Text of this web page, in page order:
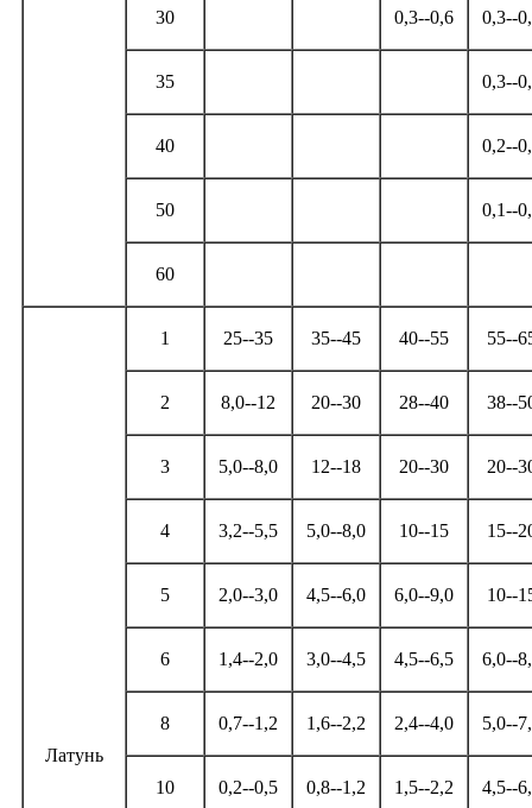
30 0,3--0,6 0,3--
35 0,3--
40 0,2--
50 0,1--
60
Латунь
1 25--35 35--45 40--55 55--
2 8,0--12 20--30 28--40 38--
3 5,0--8,0 12--18 20--30 20--
4 3,2--5,5 5,0--8,0 10--15 15--
5 2,0--3,0 4,5--6,0 6,0--9,0 10--
6 1,4--2,0 3,0--4,5 4,5--6,5 6,0--
8 0,7--1,2 1,6--2,2 2,4--4,0 5,0--
10 0,2--0,5 0,8--1,2 1,5--2,2 4,5--